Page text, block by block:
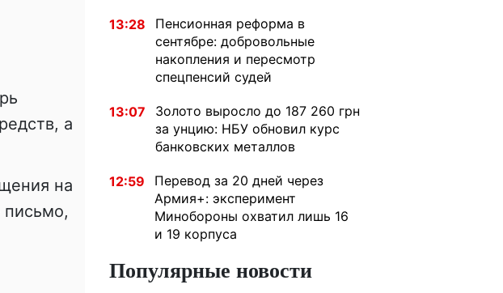
а
на
письмо,
13:28
Пенсионная реформа в
сентябре: добровольные
накопления и пересмотр
спецпенсий судей
13:07
Золото выросло до 187 260 грн
за унцию: НБУ обновил курс
банковских металлов
12:59
Перевод за 20 дней через
Армия+: эксперимент
Минобороны охватил лишь 16
и 19 корпуса
Популярные новости